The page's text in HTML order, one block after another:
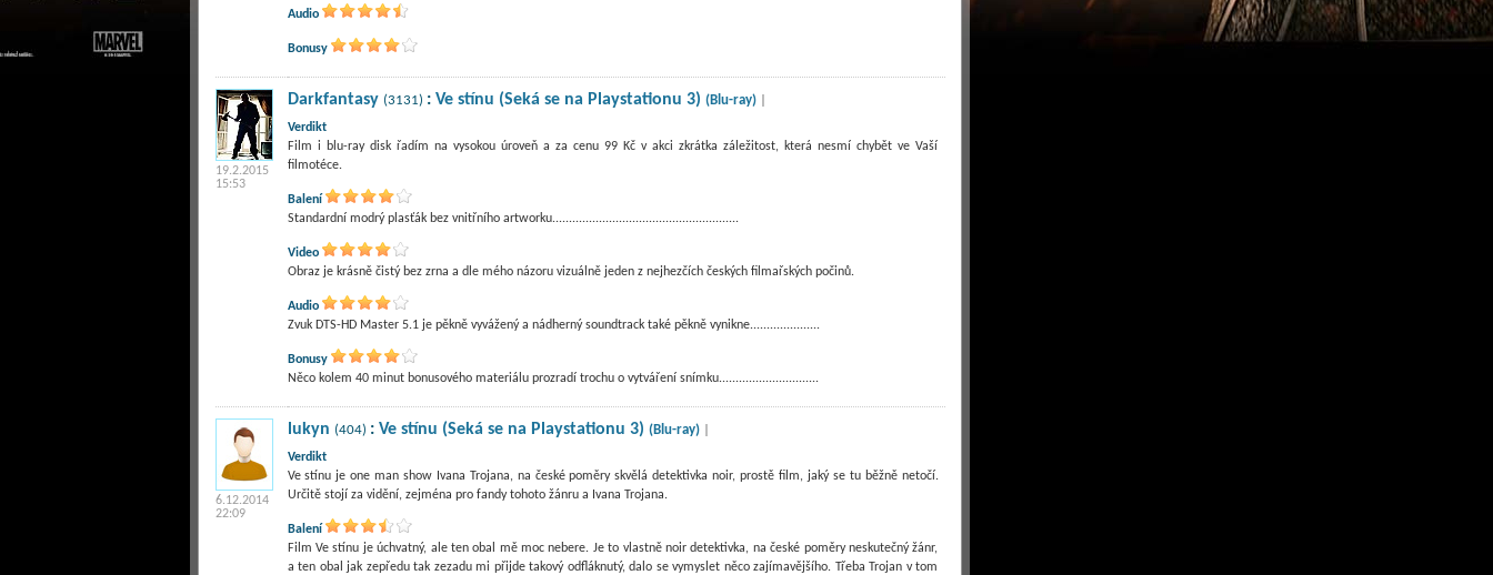
Audio
Bonusy
19.2.2015
15:53
Darkfantasy (3131) : Ve stínu (Seká se na Playstationu 3) (Blu-ray)|
Verdikt
Film i blu-ray disk řadím na vysokou úroveň a za cenu 99 Kč v akci zkrátka záležitost, která nesmí chybět ve Vaší
filmotéce.
Balení
Standardní modrý plasťák bez vnitřního artworku........................................................
Video
Obraz je krásně čistý bez zrna a dle mého názoru vizuálně jeden z nejhezčích českých filmařských počinů.
Audio
Zvuk DTS-HD Master 5.1 je pěkně vyvážený a nádherný soundtrack také pěkně vynikne.....................
Bonusy
Něco kolem 40 minut bonusového materiálu prozradí trochu o vytváření snímku..............................
6.12.2014
22:09
lukyn (404) : Ve stínu (Seká se na Playstationu 3) (Blu-ray)|
Verdikt
Ve stínu je one man show Ivana Trojana, na české poměry skvělá detektivka noir, prostě film, jaký se tu běžně netočí.
Určitě stojí za vidění, zejména pro fandy tohoto žánru a Ivana Trojana.
Balení
Film Ve stínu je úchvatný, ale ten obal mě moc nebere. Je to vlastně noir detektivka, na české poměry neskutečný žánr,
a ten obal jak zepředu tak zezadu mi přijde takový odfláknutý, dalo se vymyslet něco zajímavějšího. Třeba Trojan v tom